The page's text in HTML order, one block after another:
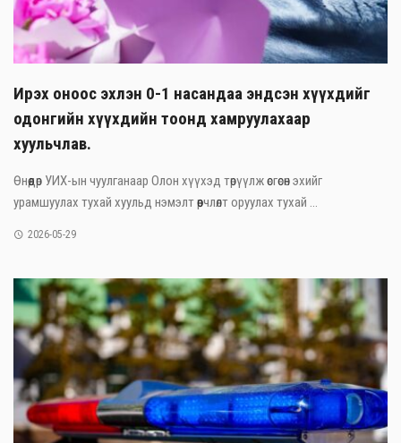
Ирэх оноос эхлэн 0-1 насандаа эндсэн хүүхдийг
одонгийн хүүхдийн тоонд хамруулахаар
хуульчлав.
Өнөөдөр УИХ-ын чуулганаар Олон хүүхэд төрүүлж өсгөсөн эхийг
урамшуулах тухай хуульд нэмэлт өөрчлөлт оруулах тухай ...
2026-05-29